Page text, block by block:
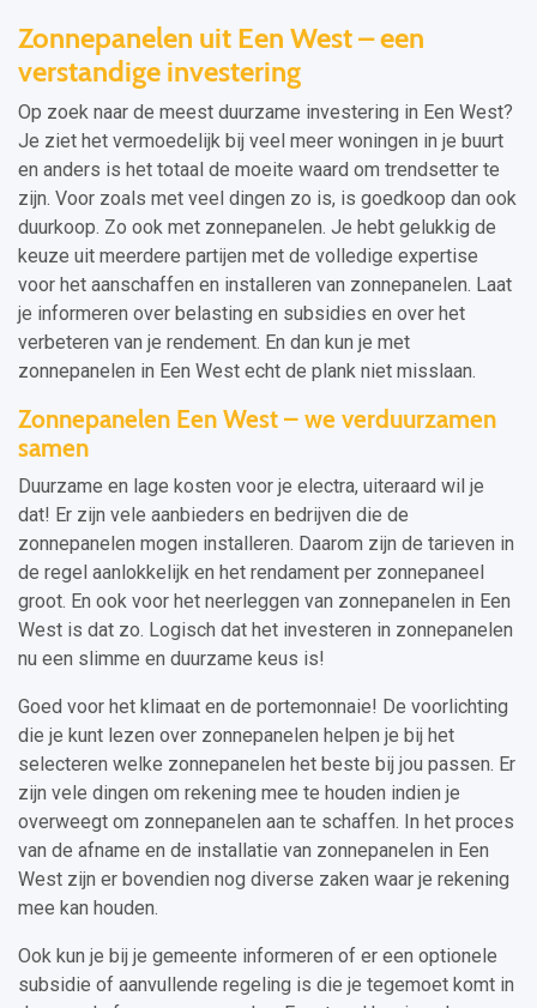
Zonnepanelen uit Een West – een
verstandige investering
Op zoek naar de meest duurzame investering in Een West?
Je ziet het vermoedelijk bij veel meer woningen in je buurt
en anders is het totaal de moeite waard om trendsetter te
zijn. Voor zoals met veel dingen zo is, is goedkoop dan ook
duurkoop. Zo ook met zonnepanelen. Je hebt gelukkig de
keuze uit meerdere partijen met de volledige expertise
voor het aanschaffen en installeren van zonnepanelen. Laat
je informeren over belasting en subsidies en over het
verbeteren van je rendement. En dan kun je met
zonnepanelen in Een West echt de plank niet misslaan.
Zonnepanelen Een West – we verduurzamen
samen
Duurzame en lage kosten voor je electra, uiteraard wil je
dat! Er zijn vele aanbieders en bedrijven die de
zonnepanelen mogen installeren. Daarom zijn de tarieven in
de regel aanlokkelijk en het rendament per zonnepaneel
groot. En ook voor het neerleggen van zonnepanelen in Een
West is dat zo. Logisch dat het investeren in zonnepanelen
nu een slimme en duurzame keus is!
Goed voor het klimaat en de portemonnaie! De voorlichting
die je kunt lezen over zonnepanelen helpen je bij het
selecteren welke zonnepanelen het beste bij jou passen. Er
zijn vele dingen om rekening mee te houden indien je
overweegt om zonnepanelen aan te schaffen. In het proces
van de afname en de installatie van zonnepanelen in Een
West zijn er bovendien nog diverse zaken waar je rekening
mee kan houden.
Ook kun je bij je gemeente informeren of er een optionele
subsidie of aanvullende regeling is die je tegemoet komt in